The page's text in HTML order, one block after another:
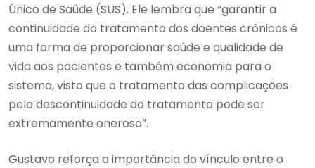
Único de Saúde (SUS). Ele lembra que “garantir a
continuidade do tratamento dos doentes crônicos é
uma forma de proporcionar saúde e qualidade de
vida aos pacientes e também economia para o
sistema, visto que o tratamento das complicações
pela descontinuidade do tratamento pode ser
extremamente oneroso”.
Gustavo reforça a importância do vínculo entre o